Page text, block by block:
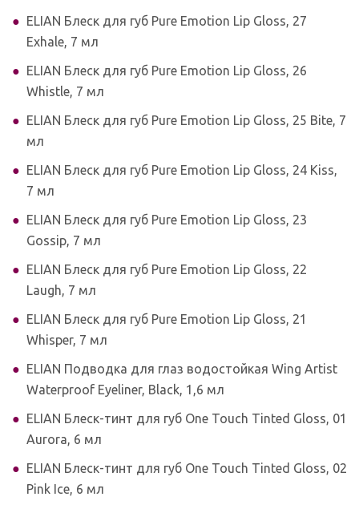
ELIAN Блеск для губ Pure Emotion Lip Gloss, 27
Exhale, 7 мл
ELIAN Блеск для губ Pure Emotion Lip Gloss, 26
Whistle, 7 мл
ELIAN Блеск для губ Pure Emotion Lip Gloss, 25 Bite, 7
мл
ELIAN Блеск для губ Pure Emotion Lip Gloss, 24 Kiss,
7 мл
ELIAN Блеск для губ Pure Emotion Lip Gloss, 23
Gossip, 7 мл
ELIAN Блеск для губ Pure Emotion Lip Gloss, 22
Laugh, 7 мл
ELIAN Блеск для губ Pure Emotion Lip Gloss, 21
Whisper, 7 мл
ELIAN Подводка для глаз водостойкая Wing Artist
Waterproof Eyeliner, Black, 1,6 мл
ELIAN Блеск-тинт для губ One Touch Tinted Gloss, 01
Aurora, 6 мл
ELIAN Блеск-тинт для губ One Touch Tinted Gloss, 02
Pink Ice, 6 мл